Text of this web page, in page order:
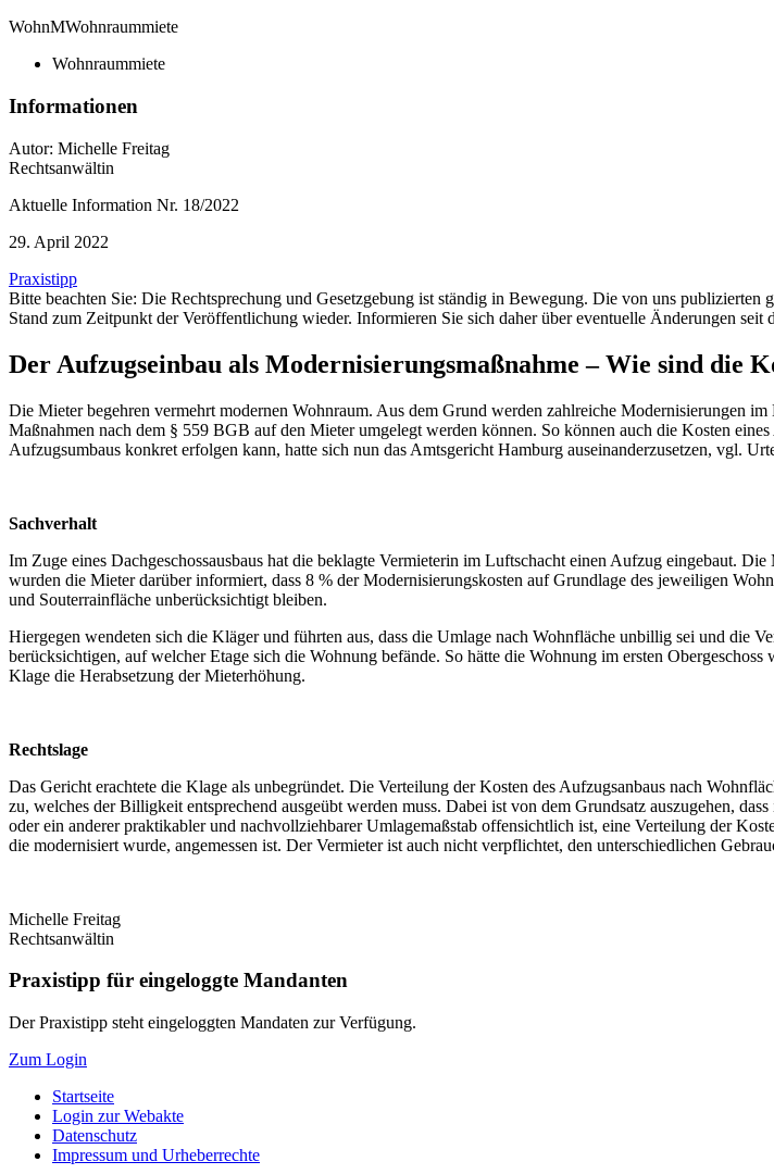
WohnMWohnraummiete
Wohnraummiete
Informationen
Autor: Michelle Freitag
Rechtsanwältin
Aktuelle Information Nr. 18/2022
29. April 2022
Praxistipp
Bitte beachten Sie: Die Rechtsprechung und Gesetzgebung ist ständig in Bewegung. Die von uns
Stand zum Zeitpunkt der Veröffentlichung wieder. Informieren Sie sich daher über eventuelle Änderungen seit
Der Aufzugseinbau als Modernisierungsmaßnahme – Wie sind die
Die Mieter begehren vermehrt modernen Wohnraum. Aus dem Grund werden zahlreiche Modernisierungen
Maßnahmen nach dem § 559 BGB auf den Mieter umgelegt werden können. So können auch die Kosten
Aufzugsumbaus konkret erfolgen kann, hatte sich nun das Amtsgericht Hamburg auseinanderzusetzen, vgl.
Sachverhalt
Im Zuge eines Dachgeschossausbaus hat die beklagte Vermieterin im Luftschacht einen Aufzug eingebaut.
wurden die Mieter darüber informiert, dass 8 % der Modernisierungskosten auf Grundlage des jeweiligen
und Souterrainfläche unberücksichtigt bleiben.
Hiergegen wendeten sich die Kläger und führten aus, dass die Umlage nach Wohnfläche unbillig sei und die
berücksichtigen, auf welcher Etage sich die Wohnung befände. So hätte die Wohnung im ersten
Klage die Herabsetzung der Mieterhöhung.
Rechtslage
Das Gericht erachtete die Klage als unbegründet. Die Verteilung der Kosten des Aufzugsanbaus nach
zu, welches der Billigkeit entsprechend ausgeübt werden muss. Dabei ist von dem Grundsatz auszugehen,
oder ein anderer praktikabler und nachvollziehbarer Umlagemaßstab offensichtlich ist, eine Verteilung der
die modernisiert wurde, angemessen ist. Der Vermieter ist auch nicht verpflichtet, den unterschiedlichen
Michelle Freitag
Rechtsanwältin
Praxistipp für eingeloggte Mandanten
Der Praxistipp steht eingeloggten Mandaten zur Verfügung.
Zum Login
Startseite
Login zur Webakte
Datenschutz
Impressum und Urheberrechte